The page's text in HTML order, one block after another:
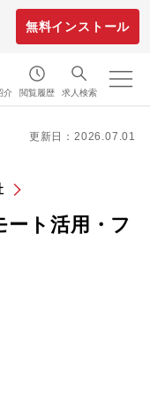
無料インストール
介 閲覧履歴 求人検索
更新日：2026.07.01
ト活用・フ